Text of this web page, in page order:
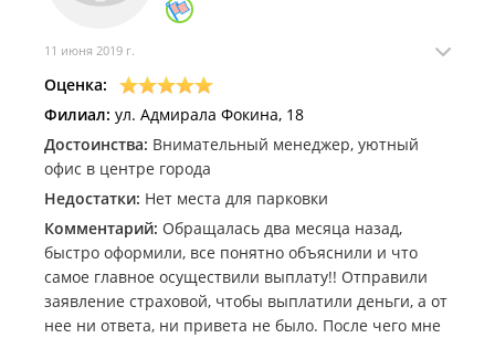
11 июня 2019 г.
Оценка:
Филиал: ул. Адмирала Фокина, 18
Достоинства: Внимательный менеджер, уютный
офис в центре города
Недостатки: Нет места для парковки
Комментарий: Обращалась два месяца назад,
быстро оформили, все понятно объяснили и что
самое главное осуществили выплату!! Отправили
заявление страховой, чтобы выплатили деньги, а от
нее ни ответа, ни привета не было. После чего мне